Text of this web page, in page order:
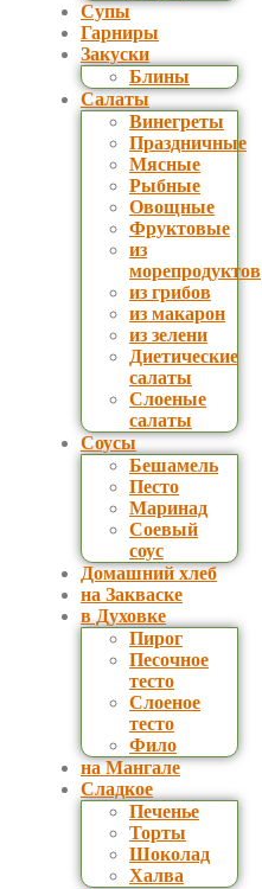
Супы
Гарниры
Закуски
Блины
Салаты
Винегреты
Праздничные
Мясные
Рыбные
Овощные
Фруктовые
из
морепродуктов
из грибов
из макарон
из зелени
Диетические
салаты
Слоеные
салаты
Соусы
Бешамель
Песто
Маринад
Соевый
соус
Домашний хлеб
на Закваске
в Духовке
Пирог
Песочное
тесто
Слоеное
тесто
Фило
на Мангале
Сладкое
Печенье
Торты
Шоколад
Халва